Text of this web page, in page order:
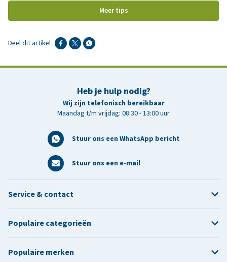
Meer tips
Deel dit artikel
Heb je hulp nodig?
Wij zijn telefonisch bereikbaar
Maandag t/m vrijdag: 08:30 - 13:00 uur
Stuur ons een WhatsApp bericht
Stuur ons een e-mail
Service & contact
Populaire categorieën
Populaire merken